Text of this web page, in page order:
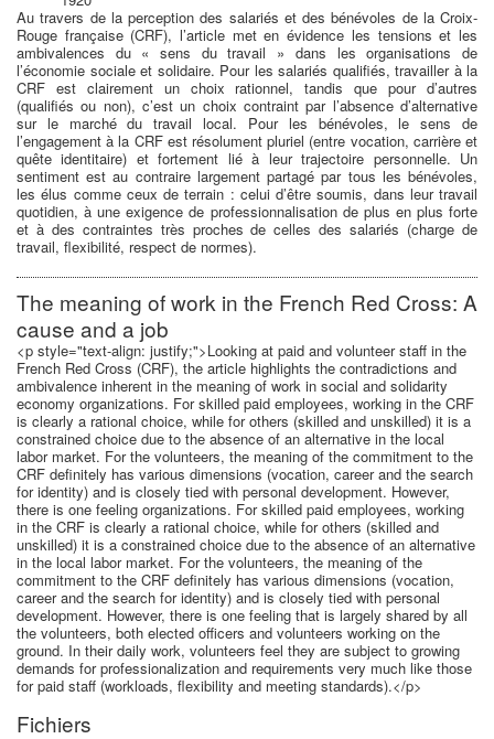
Au travers de la perception des salariés et des bénévoles de la Croix-
Rouge française (CRF), l’article met en évidence les tensions et les
ambivalences du « sens du travail » dans les organisations de
l’économie sociale et solidaire. Pour les salariés qualifiés, travailler à la
CRF est clairement un choix rationnel, tandis que pour d’autres
(qualifiés ou non), c’est un choix contraint par l’absence d’alternative
sur le marché du travail local. Pour les bénévoles, le sens de
l’engagement à la CRF est résolument pluriel (entre vocation, carrière et
quête identitaire) et fortement lié à leur trajectoire personnelle. Un
sentiment est au contraire largement partagé par tous les bénévoles,
les élus comme ceux de terrain : celui d’être soumis, dans leur travail
quotidien, à une exigence de professionnalisation de plus en plus forte
et à des contraintes très proches de celles des salariés (charge de
travail, flexibilité, respect de normes).
The meaning of work in the French Red Cross: A
cause and a job
<p style="text-align: justify;">Looking at paid and volunteer staff in the
French Red Cross (CRF), the article highlights the contradictions and
ambivalence inherent in the meaning of work in social and solidarity
economy organizations. For skilled paid employees, working in the CRF
is clearly a rational choice, while for others (skilled and unskilled) it is a
constrained choice due to the absence of an alternative in the local
labor market. For the volunteers, the meaning of the commitment to the
CRF definitely has various dimensions (vocation, career and the search
for identity) and is closely tied with personal development. However,
there is one feeling organizations. For skilled paid employees, working
in the CRF is clearly a rational choice, while for others (skilled and
unskilled) it is a constrained choice due to the absence of an alternative
in the local labor market. For the volunteers, the meaning of the
commitment to the CRF definitely has various dimensions (vocation,
career and the search for identity) and is closely tied with personal
development. However, there is one feeling that is largely shared by all
the volunteers, both elected officers and volunteers working on the
ground. In their daily work, volunteers feel they are subject to growing
demands for professionalization and requirements very much like those
for paid staff (workloads, flexibility and meeting standards).</p>
Fichiers